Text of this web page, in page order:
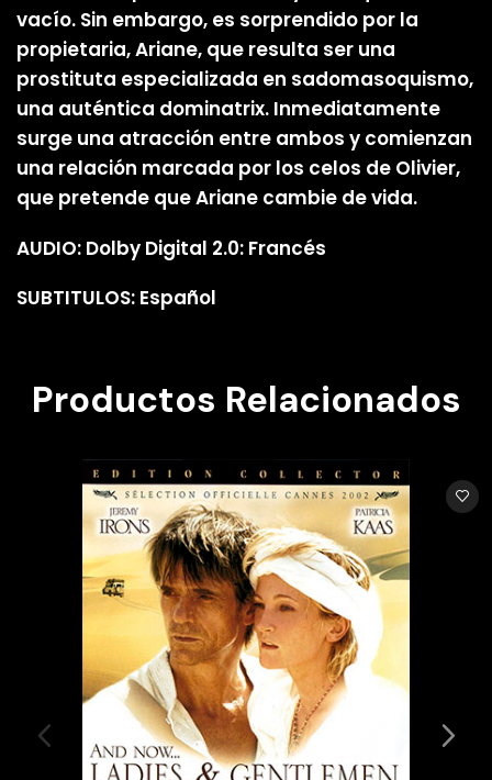
vacío. Sin embargo, es sorprendido por la
propietaria, Ariane, que resulta ser una
prostituta especializada en sadomasoquismo,
una auténtica dominatrix. Inmediatamente
surge una atracción entre ambos y comienzan
una relación marcada por los celos de Olivier,
que pretende que Ariane cambie de vida.
AUDIO: Dolby Digital 2.0: Francés
SUBTITULOS: Español
Productos Relacionados